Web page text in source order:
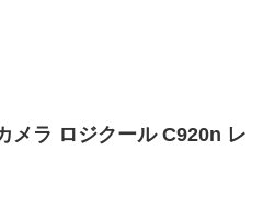
メラ ロジクール C920n レ